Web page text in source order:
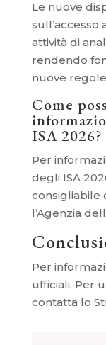
Le nuove
attività di
rendendo
nuove
Come
ISA 2026?
Per
degli ISA
consigliabile
l’Agenzia
Per
ufficiali. Per
contatta lo